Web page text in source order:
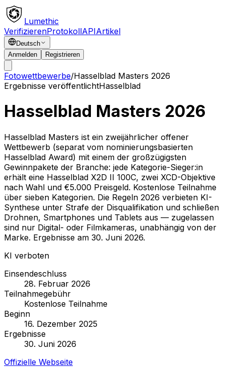
Lumethic
VerifizierenProtokollAPIArtikel
Deutsch
Anmelden
Registrieren
Fotowettbewerbe/Hasselblad Masters 2026
Ergebnisse veröffentlichtHasselblad
Hasselblad Masters 2026
Hasselblad Masters ist ein zweijährlicher offener
Wettbewerb (separat vom nominierungsbasierten
Hasselblad Award) mit einem der großzügigsten
Gewinnpakete der Branche: jede Kategorie-Sieger:in
erhält eine Hasselblad X2D II 100C, zwei XCD-Objektive
nach Wahl und €5.000 Preisgeld. Kostenlose Teilnahme
über sieben Kategorien. Die Regeln 2026 verbieten KI-
Synthese unter Strafe der Disqualifikation und schließen
Drohnen, Smartphones und Tablets aus — zugelassen
sind nur Digital- oder Filmkameras, unabhängig von der
Marke. Ergebnisse am 30. Juni 2026.
KI verboten
Einsendeschluss
28. Februar 2026
Teilnahmegebühr
Kostenlose Teilnahme
Beginn
16. Dezember 2025
Ergebnisse
30. Juni 2026
Offizielle Webseite